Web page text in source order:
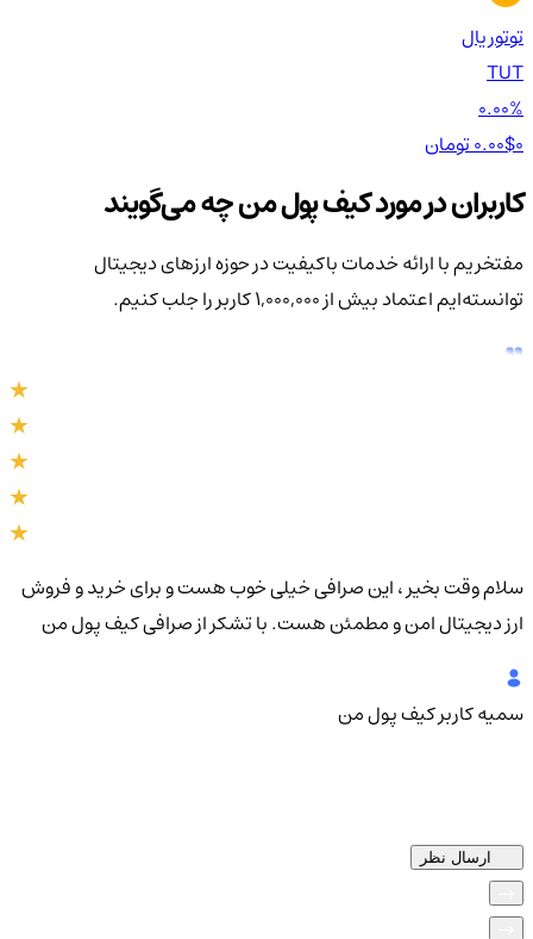
توتوریال
TUT
0.00%
0.00$
کاربران در مورد کیف پول من چه می‌گویند
مفتخریم با ارائه خدمات باکیفیت در حوزه ارزهای دیجیتال
توانسته‌ایم اعتماد بیش از ۱,۰۰۰,۰۰۰ کاربر را جلب کنیم.
سلام وقت بخیر ، این صرافی خیلی خوب هست و برای خرید و فروش
ارز دیجیتال امن و مطمئن هست. با تشکر از صرافی کیف پول من
سمیهکاربر کیف پول من
ارسال نظر